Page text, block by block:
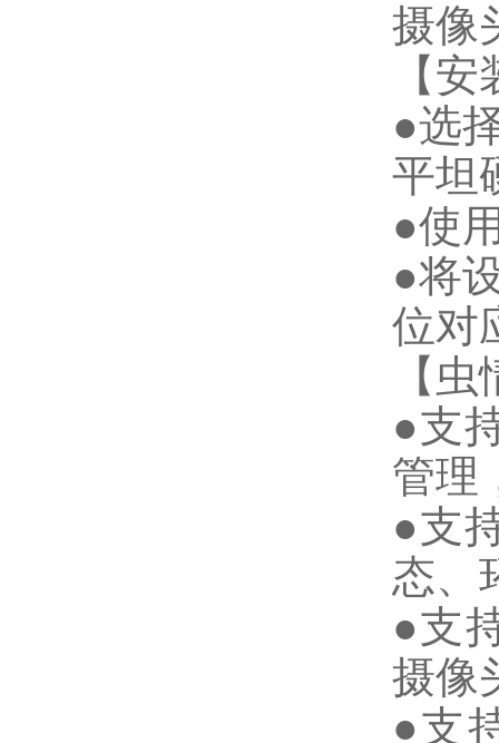
摄像
【
●选
平坦
●使
●将
位对
【
●支
管理
●支
态、
●支
摄像
●支